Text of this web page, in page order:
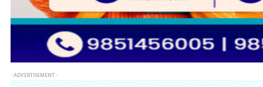
- ADVERTISEMENT -